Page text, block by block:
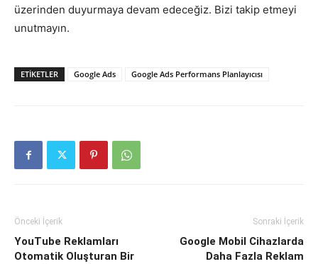
üzerinden duyurmaya devam edeceğiz. Bizi takip etmeyi
unutmayın.
ETIKETLER Google Ads Google Ads Performans Planlayıcısı
Önceki İçerik
YouTube Reklamları
Otomatik Oluşturan Bir
Sonraki İçerik
Google Mobil Cihazlarda
Daha Fazla Reklam